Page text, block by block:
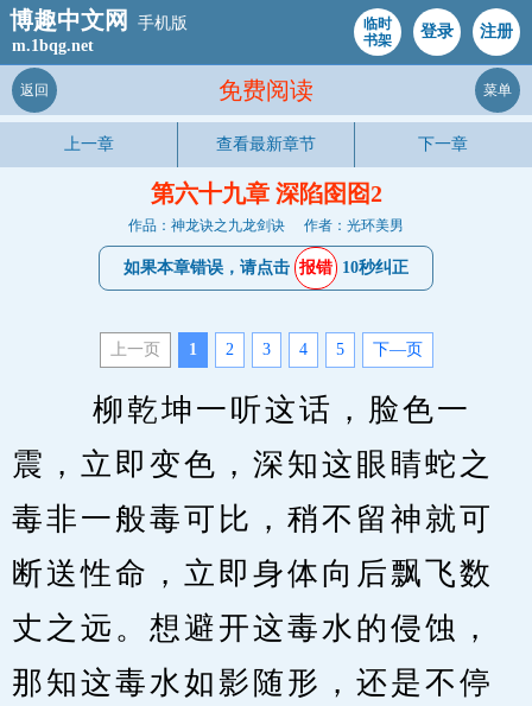
博趣中文网
手机版
m.1bqg.net
临时
书架
登录 注册
免费阅读
返回 菜单
上一章 查看最新章节 下一章
第六十九章 深陷囹囵2
作品：神龙诀之九龙剑诀 作者：光环美男
如果本章错误，请点击 报错 10秒纠正
上一页 1 2 3 4 5 下—页
柳乾坤一听这话，脸色一
震，立即变色，深知这眼睛蛇之
毒非一般毒可比，稍不留神就可
断送性命，立即身体向后飘飞数
丈之远。想避开这毒水的侵蚀，
那知这毒水如影随形，还是不停